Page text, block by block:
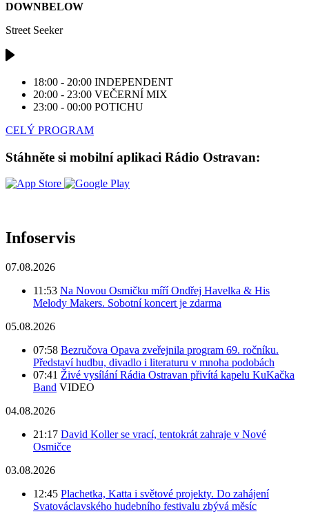
DOWNBELOW
Street Seeker
18:00 - 20:00 INDEPENDENT
20:00 - 23:00 VEČERNÍ MIX
23:00 - 00:00 POTICHU
CELÝ PROGRAM
Stáhněte si mobilní aplikaci Rádio Ostravan:
Infoservis
07.08.2026
11:53 Na Novou Osmičku míří Ondřej Havelka & His
Melody Makers. Sobotní koncert je zdarma
05.08.2026
07:58 Bezručova Opava zveřejnila program 69. ročníku.
Představí hudbu, divadlo i literaturu v mnoha podobách
07:41 Živé vysílání Rádia Ostravan přivítá kapelu KuKačka
Band VIDEO
04.08.2026
21:17 David Koller se vrací, tentokrát zahraje v Nové
Osmičce
03.08.2026
12:45 Plachetka, Katta i světové projekty. Do zahájení
Svatováclavského hudebního festivalu zbývá měsíc